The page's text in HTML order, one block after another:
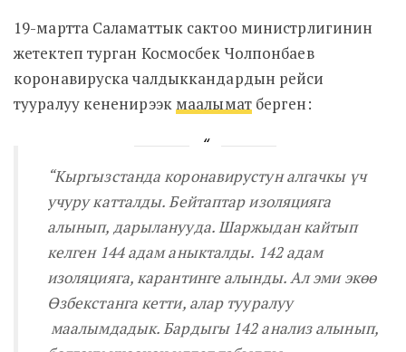
19-мартта Саламаттык сактоо министрлигинин
жетектеп турган Космосбек Чолпонбаев
коронавируска чалдыккандардын рейси
тууралуу кененирээк маалыматберген:
“Кыргызстанда коронавирустун алгачкы үч
учуру катталды. Бейтаптар изоляцияга
алынып, дарыланууда. Шаржыдан кайтып
келген 144 адам аныкталды. 142 адам
изоляцияга, карантинге алынды. Ал эми экөө
Өзбекстанга кетти, алар тууралуу
маалымдадык. Бардыгы 142 анализ алынып,